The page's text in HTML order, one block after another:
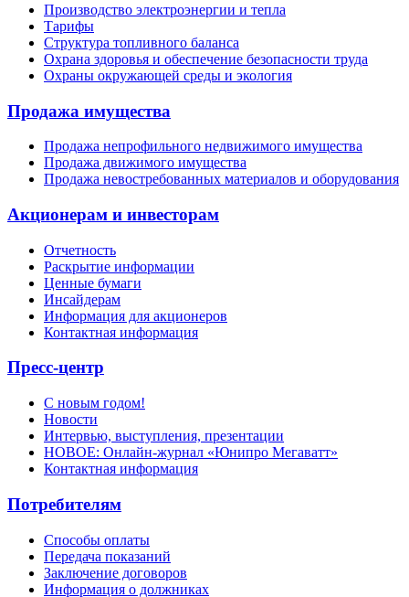
Производство электроэнергии и тепла
Тарифы
Структура топливного баланса
Охрана здоровья и обеспечение безопасности труда
Охраны окружающей среды и экология
Продажа имущества
Продажа непрофильного недвижимого имущества
Продажа движимого имущества
Продажа невостребованных материалов и оборудования
Акционерам и инвесторам
Отчетность
Раскрытие информации
Ценные бумаги
Инсайдерам
Информация для акционеров
Контактная информация
Пресс-центр
С новым годом!
Новости
Интервью, выступления, презентации
НОВОЕ: Онлайн-журнал «Юнипро Мегаватт»
Контактная информация
Потребителям
Способы оплаты
Передача показаний
Заключение договоров
Информация о должниках